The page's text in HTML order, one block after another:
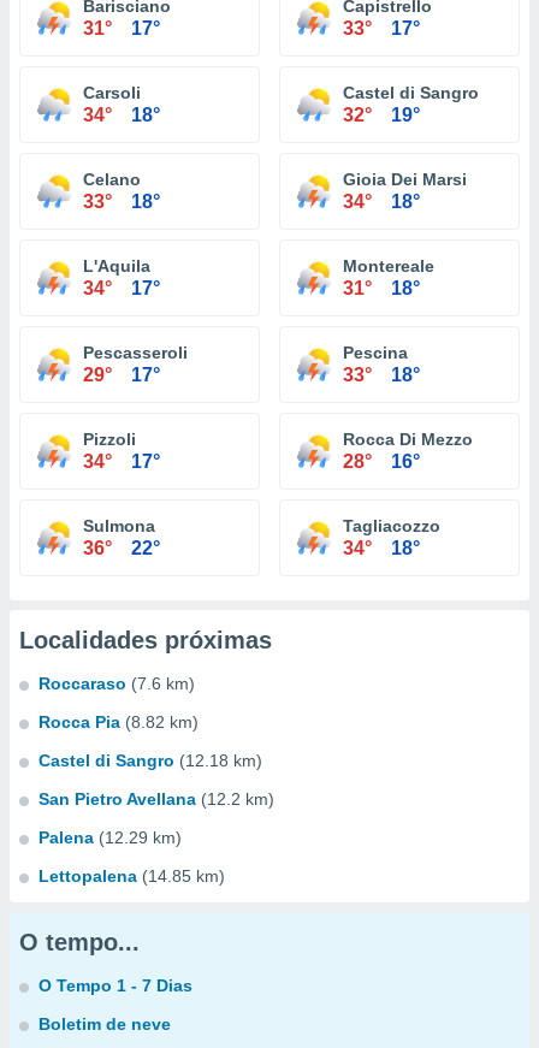
Barisciano
31° 17°
Capistrello
33° 17°
Carsoli
34° 18°
Castel di Sangro
32° 19°
Celano
33° 18°
Gioia Dei Marsi
34° 18°
L'Aquila
34° 17°
Montereale
31° 18°
Pescasseroli
29° 17°
Pescina
33° 18°
Pizzoli
34° 17°
Rocca Di Mezzo
28° 16°
Sulmona
36° 22°
Tagliacozzo
34° 18°
Localidades próximas
Roccaraso (7.6 km)
Rocca Pia (8.82 km)
Castel di Sangro (12.18 km)
San Pietro Avellana (12.2 km)
Palena (12.29 km)
Lettopalena (14.85 km)
O tempo...
O Tempo 1 - 7 Dias
Boletim de neve